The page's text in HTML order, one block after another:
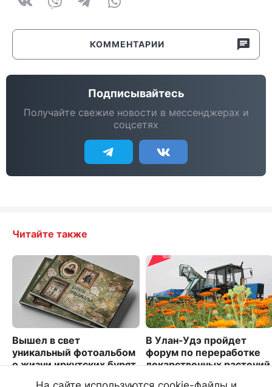
КОММЕНТАРИИ
Подписывайтесь
Получайте свежие новости в мессенджерах и
соцсетях
Читайте также
Вышел в свет
уникальный фотоальбом
о жизни иркутских бурят
2244
В Улан-Удэ пройдет
форум по переработке
лекарственных растений
4734